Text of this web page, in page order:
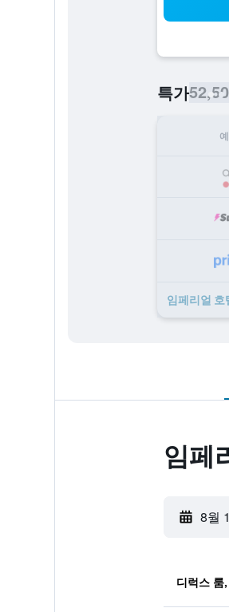
특가
임페리얼 호
임페
8월
디럭스 룸